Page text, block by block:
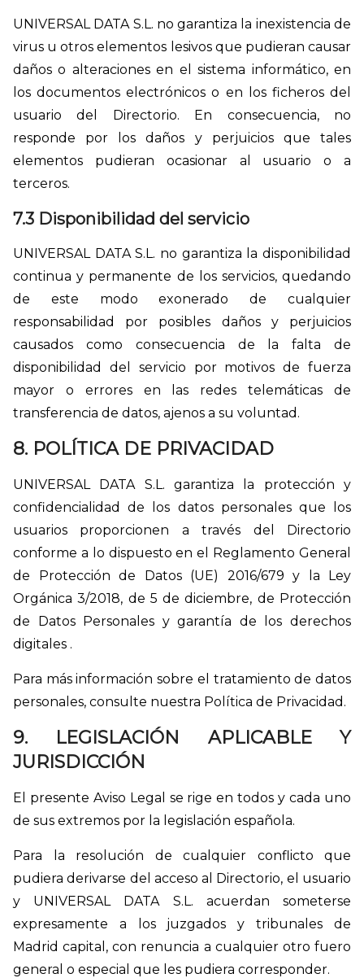
UNIVERSAL DATA S.L. no garantiza la inexistencia de
virus u otros elementos lesivos que pudieran causar
daños o alteraciones en el sistema informático, en
los documentos electrónicos o en los ficheros del
usuario del Directorio. En consecuencia, no
responde por los daños y perjuicios que tales
elementos pudieran ocasionar al usuario o a
terceros.
7.3 Disponibilidad del servicio
UNIVERSAL DATA S.L. no garantiza la disponibilidad
continua y permanente de los servicios, quedando
de este modo exonerado de cualquier
responsabilidad por posibles daños y perjuicios
causados como consecuencia de la falta de
disponibilidad del servicio por motivos de fuerza
mayor o errores en las redes telemáticas de
transferencia de datos, ajenos a su voluntad.
8. POLÍTICA DE PRIVACIDAD
UNIVERSAL DATA S.L. garantiza la protección y
confidencialidad de los datos personales que los
usuarios proporcionen a través del Directorio
conforme a lo dispuesto en el Reglamento General
de Protección de Datos (UE) 2016/679 y la Ley
Orgánica 3/2018, de 5 de diciembre, de Protección
de Datos Personales y garantía de los derechos
digitales .
Para más información sobre el tratamiento de datos
personales, consulte nuestra Política de Privacidad.
9. LEGISLACIÓN APLICABLE Y
JURISDICCIÓN
El presente Aviso Legal se rige en todos y cada uno
de sus extremos por la legislación española.
Para la resolución de cualquier conflicto que
pudiera derivarse del acceso al Directorio, el usuario
y UNIVERSAL DATA S.L. acuerdan someterse
expresamente a los juzgados y tribunales de
Madrid capital, con renuncia a cualquier otro fuero
general o especial que les pudiera corresponder.